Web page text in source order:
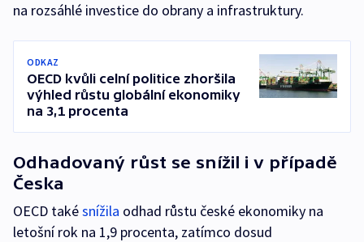
na rozsáhlé investice do obrany a infrastruktury.
ODKAZ
OECD kvůli celní politice zhoršila
výhled růstu globální ekonomiky
na 3,1 procenta
Odhadovaný růst se snížil i v případě
Česka
OECD takésnížila odhad růstu české ekonomiky na
letošní rok na 1,9 procenta, zatímco dosud